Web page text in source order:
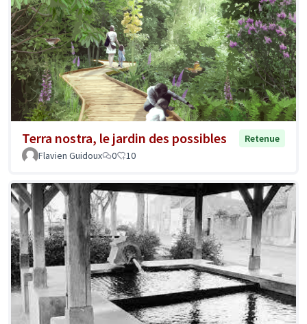
Terra nostra, le jardin des possibles
Retenue
Flavien Guidoux
0 10